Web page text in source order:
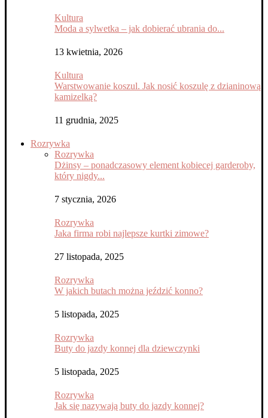
Kultura
Moda a sylwetka – jak dobierać ubrania do...
13 kwietnia, 2026
Kultura
Warstwowanie koszul. Jak nosić koszulę z dzianinową
kamizelką?
11 grudnia, 2025
Rozrywka
Rozrywka
Dżinsy – ponadczasowy element kobiecej garderoby,
który nigdy...
7 stycznia, 2026
Rozrywka
Jaka firma robi najlepsze kurtki zimowe?
27 listopada, 2025
Rozrywka
W jakich butach można jeździć konno?
5 listopada, 2025
Rozrywka
Buty do jazdy konnej dla dziewczynki
5 listopada, 2025
Rozrywka
Jak się nazywają buty do jazdy konnej?